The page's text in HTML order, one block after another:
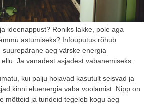
ideenappust? Roniks lakke, pole aga
astumiseks? Infouputus rõhub
suurepärane aeg värske energia
Ja vanadest asjadest vabanemiseks.
kui palju hoiavad kasutult seisvad ja
kinni eluenergia vaba voolamist. Nipp on
mõtteid ja tundeid tegeleb kogu aeg